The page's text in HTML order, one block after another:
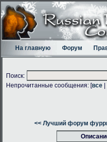
На главную Форум
Поиск:
Непрочитанные сообщения: [все
<< Лучший форум